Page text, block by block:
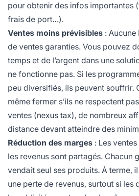
pour obtenir des infos importantes
frais de port…).
Ventes moins prévisibles :
de ventes garanties. Vous pouvez
temps et de l’argent dans une
ne fonctionne pas. Si les
peu diversifiés, ils peuvent souffrir.
même fermer s’ils ne respectent
ventes (nexus tax), de nombreux
distance devant atteindre des
Réduction des marges : Les
les revenus sont partagés. Chacun
vendait seul ses produits. À terme,
une perte de revenus, surtout si les